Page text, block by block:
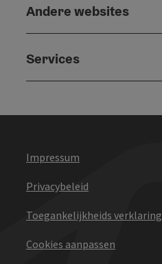
Andere websites
Services
Impressum
Privacybeleid
Toegankelijkheids verklaring
Cookies aanpassen